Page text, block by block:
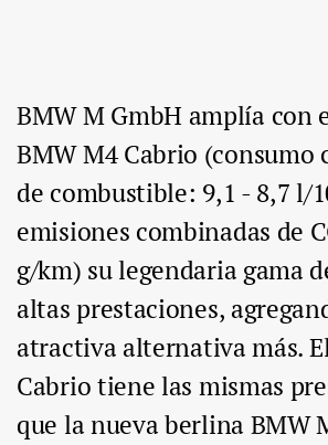
BMW M GmbH amplía con
BMW M4 Cabrio (consumo
de combustible: 9,1 - 8,7 l/
emisiones combinadas de
g/km) su legendaria gama
altas prestaciones,
atractiva alternativa más.
Cabrio tiene las mismas
que la nueva berlina BMW